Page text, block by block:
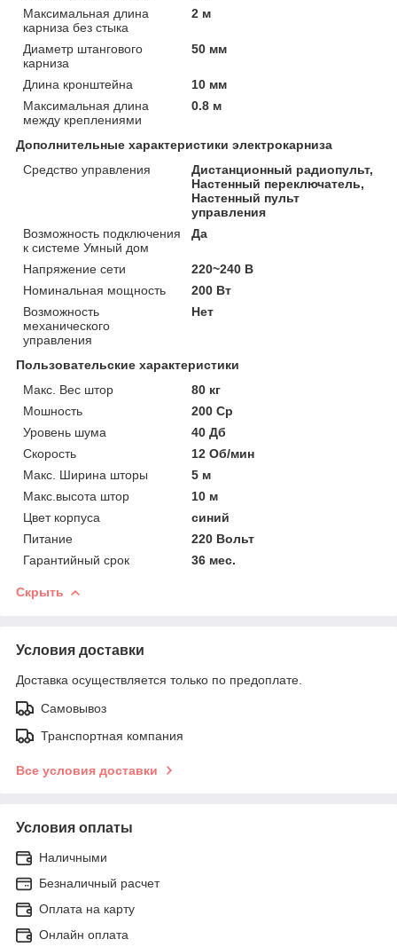
Максимальная длина
карниза без стыка
2 м
Диаметр штангового
карниза
50 мм
Длина кронштейна
10 мм
Максимальная длина
между креплениями
0.8 м
Дополнительные характеристики электрокарниза
Средство управления
Дистанционный радиопульт,
Настенный переключатель,
Настенный пульт
управления
Возможность подключения
к системе Умный дом
Да
Напряжение сети
220~240 В
Номинальная мощность
200 Вт
Возможность
механического
управления
Нет
Пользовательские характеристики
Макс. Вес штор
80 кг
Мошность
200 Ср
Уровень шума
40 Дб
Скорость
12 Об/мин
Макс. Ширина шторы
5 м
Макс.высота штор
10 м
Цвет корпуса
синий
Питание
220 Вольт
Гарантийный срок
36 мес.
Скрыть
Условия доставки
Доставка осуществляется только по предоплате.
Самовывоз
Транспортная компания
Все условия доставки
Условия оплаты
Наличными
Безналичный расчет
Оплата на карту
Онлайн оплата